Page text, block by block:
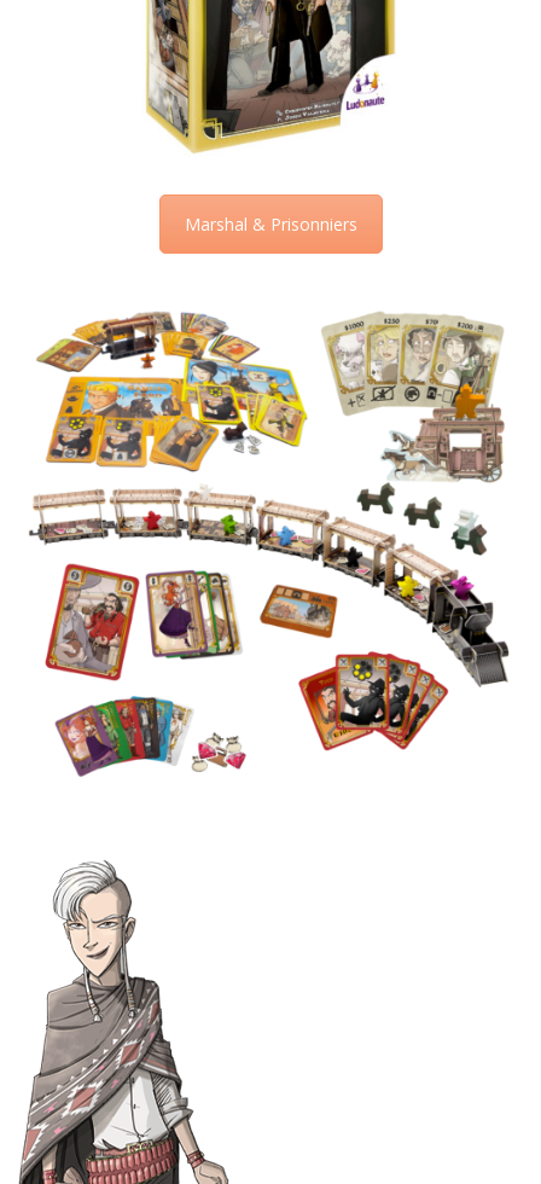
Marshal & Prisonniers